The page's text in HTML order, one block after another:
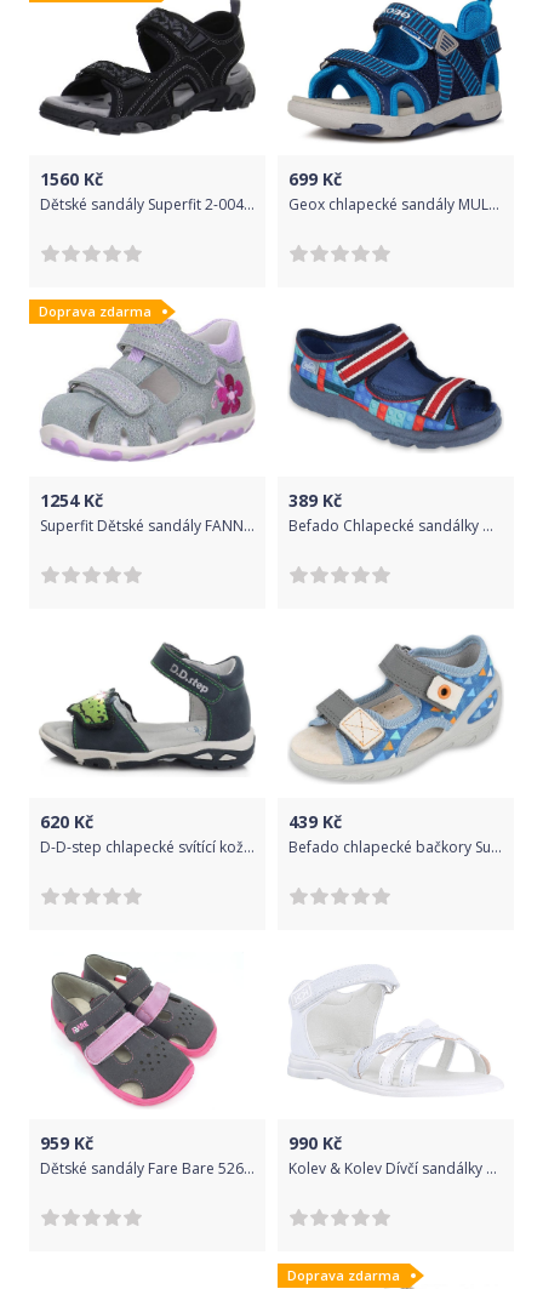
1560 Kč
Dětské sandály Superfit 2-00451-00 (37) - Superfit
699 Kč
Geox chlapecké sandály MULTY B020FB_01415_C4231 27 tmavě modrá
Doprava zdarma
1254Kč
Superfit Dětské sandály FANNI zelená 20
389 Kč
Befado Chlapecké sandálky Max 969X153 25 tmavě modrá
620 Kč
D-D-step chlapecké svítící kožené sandály AC290-476 25 modrá
439 Kč
Befado chlapecké bačkory Sunny 065P158/065X158 20 modrá
959 Kč
Dětské sandály Fare Bare 5262252 Velikost: 28
990 Kč
Kolev & Kolev Dívčí sandálky KK 7212012 Velikost: 28
Doprava zdarma